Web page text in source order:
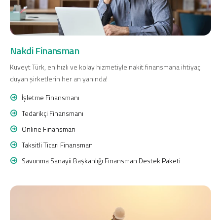
Dijital Bankacılık Hakkımızda
Şube ve ATM’ler
English
Dijital Bankacılık Hakkımızda Finans Portalı
Yatırımcı İlişkileri
Şube ve ATM’ler
İletişim
Nakdi Finansman
Kuveyt Türk, en hızlı ve kolay hizmetiyle nakit finansmana ihtiyaç
duyan şirketlerin her an yanında!
İşletme Finansmanı
Tedarikçi Finansmanı
Online Finansman
Taksitli Ticari Finansman
Savunma Sanayii Başkanlığı Finansman Destek Paketi